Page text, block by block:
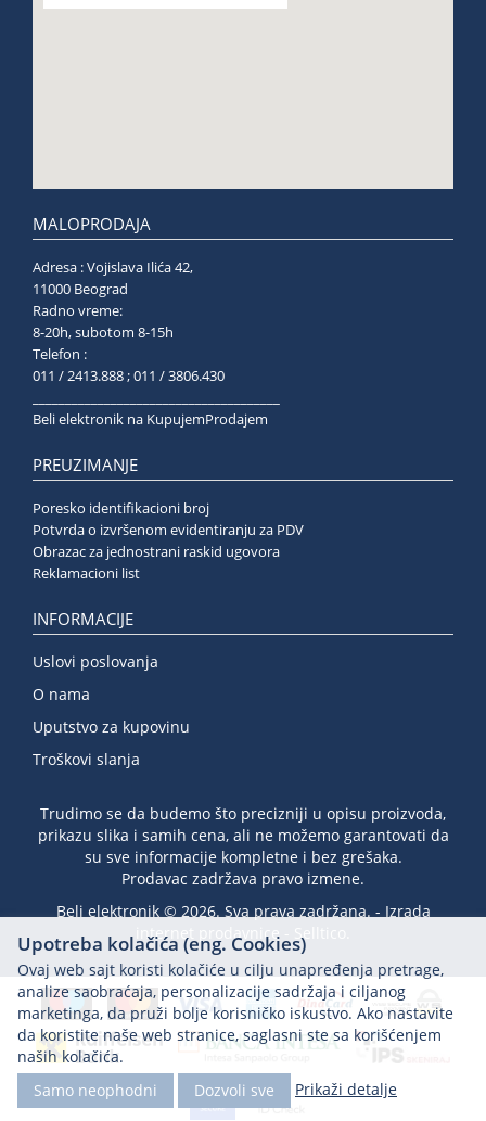
MALOPRODAJA
Adresa : Vojislava Ilića 42,
11000 Beograd
Radno vreme:
8-20h, subotom 8-15h
Telefon :
011 / 2413.888 ; 011 / 3806.430
Beli elektronik na KupujemProdajem
PREUZIMANJE
Poresko identifikacioni broj
Potvrda o izvršenom evidentiranju za PDV
Obrazac za jednostrani raskid ugovora
Reklamacioni list
INFORMACIJE
Uslovi poslovanja
O nama
Uputstvo za kupovinu
Troškovi slanja
Trudimo se da budemo što precizniji u opisu proizvoda,
prikazu slika i samih cena, ali ne možemo garantovati da
su sve informacije kompletne i bez grešaka.
Prodavac zadržava pravo izmene.
Beli elektronik © 2026. Sva prava zadržana. - Izrada
internet prodavnice
Selltico.
Upotreba kolačića (eng. Cookies)
Ovaj web sajt koristi kolačiće u cilju unapređenja pretrage,
analize saobraćaja, personalizacije sadržaja i ciljanog
marketinga, da pruži bolje korisničko iskustvo. Ako nastavite
da koristite naše web stranice, saglasni ste sa korišćenjem
naših kolačića.
Samo neophodni
Dozvoli sve Prikaži detalje